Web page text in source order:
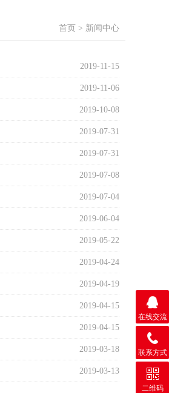
首页 > 新闻中心
2019-11-15
2019-11-06
2019-10-08
2019-07-31
2019-07-31
2019-07-08
2019-07-04
2019-06-04
2019-05-22
2019-04-24
2019-04-19
2019-04-15
2019-04-15
2019-03-18
2019-03-13
在线交流
联系方式
二维码